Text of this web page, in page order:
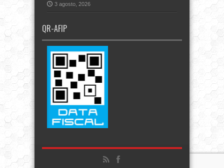
3 agosto, 2026
QR-AFIP